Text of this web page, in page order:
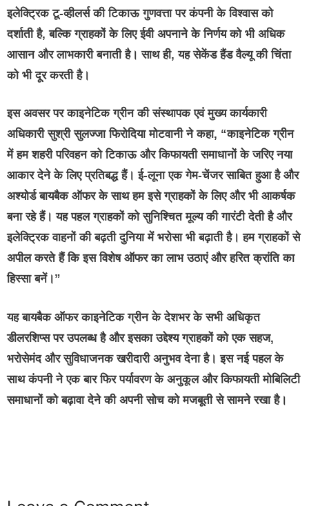
इलेक्ट्रिक टू-व्हीलर्स की टिकाऊ गुणवत्ता पर कंपनी के विश्वास को
दर्शाती है, बल्कि ग्राहकों के लिए ईवी अपनाने के निर्णय को भी अधिक
आसान और लाभकारी बनाती है। साथ ही, यह सेकेंड हैंड वैल्यू की चिंता
को भी दूर करती है।
इस अवसर परकाइनेटिक ग्रीन की संस्थापक एवं मुख्य कार्यकारी
अधिकारी सुश्री सुलज्जा फिरोदिया मोटवानीने कहा, “काइनेटिक ग्रीन
में हम शहरी परिवहन को टिकाऊ और किफायती समाधानों के जरिए नया
आकार देने के लिए प्रतिबद्ध हैं। ई-लूना एक गेम-चेंजर साबित हुआ है और
अश्‍योर्ड बायबैक ऑफर के साथ हम इसे ग्राहकों के लिए और भी आकर्षक
बना रहे हैं। यह पहल ग्राहकों को सुनिश्चित मूल्य की गारंटी देती है और
इलेक्ट्रिक वाहनों की बढ़ती दुनिया में भरोसा भी बढ़ाती है। हम ग्राहकों से
अपील करते हैं कि इस विशेष ऑफर का लाभ उठाएं और हरित क्रांति का
हिस्सा बनें।”
यह बायबैक ऑफर काइनेटिक ग्रीन के देशभर के सभी अधिकृत
डीलरशिप्स पर उपलब्ध है और इसका उद्देश्य ग्राहकों को एक सहज,
भरोसेमंद और सुविधाजनक खरीदारी अनुभव देना है। इस नई पहल के
साथ कंपनी ने एक बार फिर पर्यावरण के अनुकूल और किफायती मोबिलिटी
समाधानों को बढ़ावा देने की अपनी सोच को मजबूती से सामने रखा है।